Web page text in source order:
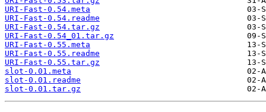
URI-Fast-0.54.meta
URI-Fast-0.54.readme
URI-Fast-0.54.tar.gz
URI-Fast-0.54_01.tar.gz
URI-Fast-0.55.meta
URI-Fast-0.55.readme
URI-Fast-0.55.tar.gz
slot-0.01.meta
slot-0.01.readme
slot-0.01.tar.gz